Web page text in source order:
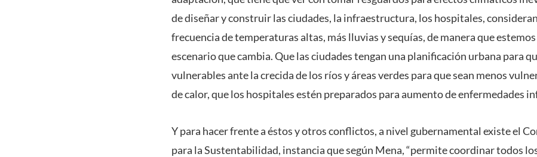
de diseñar y construir las ciudades, la infraestructura, los hospitales,
frecuencia de temperaturas altas, más lluvias y sequías, de manera que
escenario que cambia. Que las ciudades tengan una planificación urbana para
vulnerables ante la crecida de los ríos y áreas verdes para que sean menos
de calor, que los hospitales estén preparados para aumento de enfermedades
Y para hacer frente a éstos y otros conflictos, a nivel gubernamental existe el
para la Sustentabilidad, instancia que según Mena, “permite coordinar todos